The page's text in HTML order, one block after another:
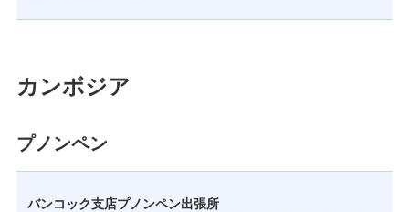
カンボジア
プノンペン
バンコック支店プノンペン出張所